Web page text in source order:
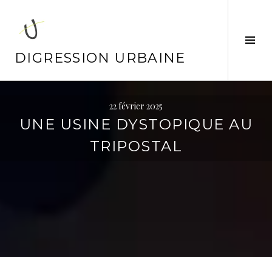
contenu
principal
DIGRESSION URBAINE
22 février 2025
UNE USINE DYSTOPIQUE AU
TRIPOSTAL